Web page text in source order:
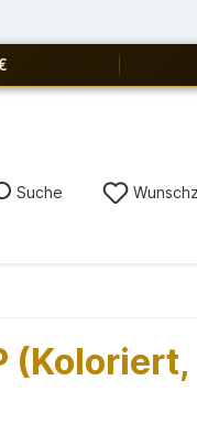
Suche
(Koloriert,